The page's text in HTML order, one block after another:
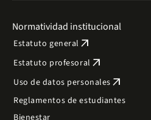
Normatividad institucional
Estatuto general arrow_outward
Estatuto profesoral arrow_outward
Uso de datos personales arrow_outward
Reglamentos de estudiantes
Bienestar